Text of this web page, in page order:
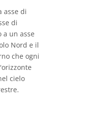
asse di
di
un asse
Nord e il
che ogni
cielo